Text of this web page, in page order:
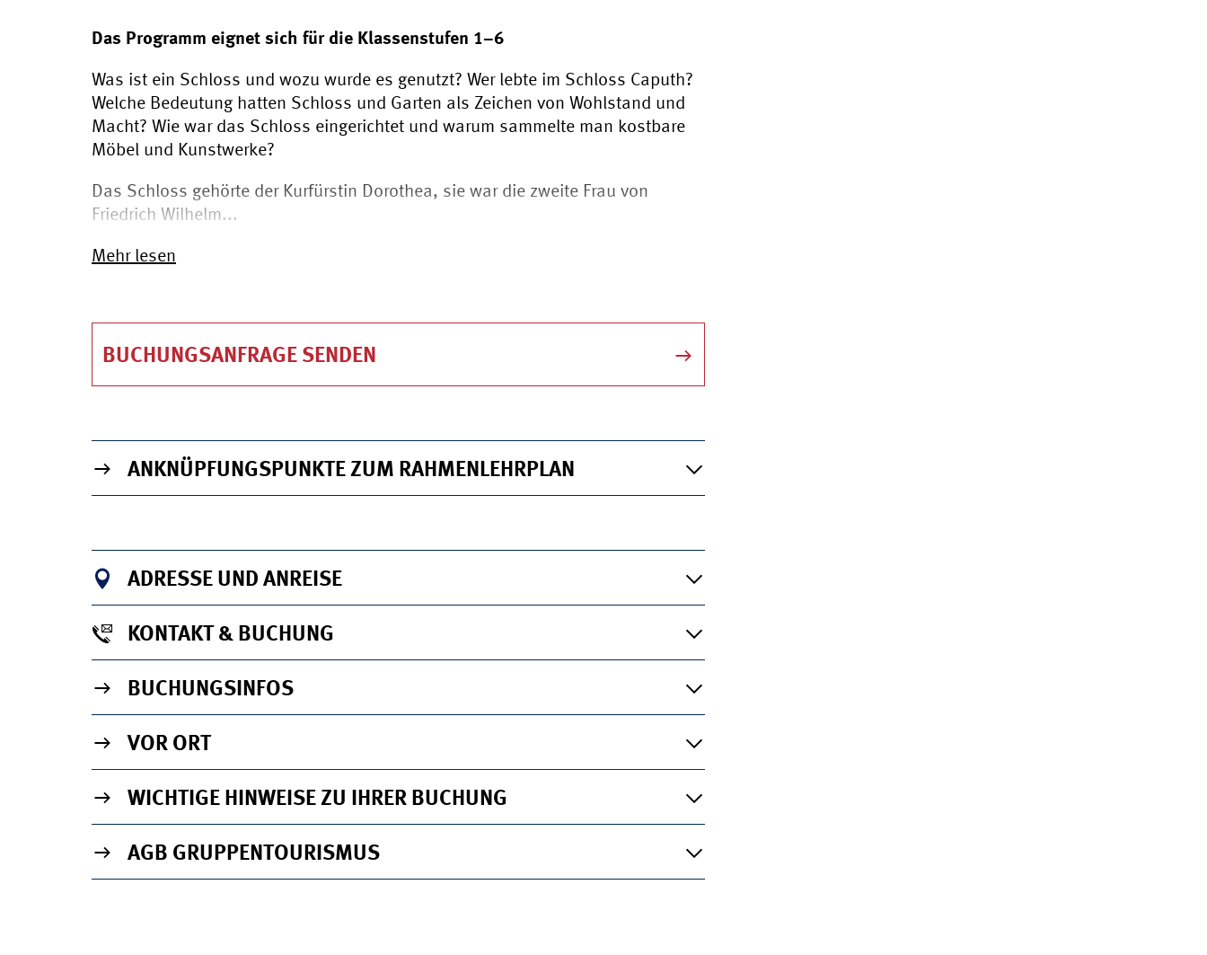
Das Programm eignet sich für die Klassenstufen 1–6
Was ist ein Schloss und wozu wurde es genutzt? Wer lebte im Schloss Caputh?
Welche Bedeutung hatten Schloss und Garten als Zeichen von Wohlstand und
Macht? Wie war das Schloss eingerichtet und warum sammelte man kostbare
Möbel und Kunstwerke?
Das Schloss gehörte der Kurfürstin Dorothea, sie war die zweite Frau von
Friedrich Wilhelm...
Mehr lesen
BUCHUNGSANFRAGE SENDEN
WICHTIGE INFORMATIONEN
ANKNÜPFUNGSPUNKTE ZUM RAHMENLEHRPLAN
ADRESSE UND ANREISE
KONTAKT & BUCHUNG
BUCHUNGSINFOS
VOR ORT
WICHTIGE HINWEISE ZU IHRER BUCHUNG
AGB GRUPPENTOURISMUS